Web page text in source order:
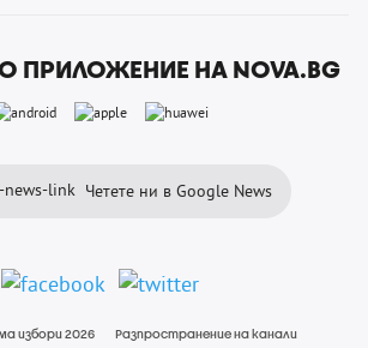
ПРИЛОЖЕНИЕ НА NOVA.BG
Четете ни в Google News
избори 2026 Разпространение на канали